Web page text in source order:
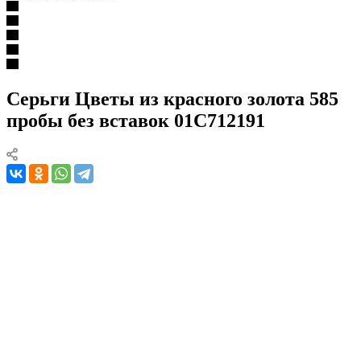
Серьги Цветы из красного золота 585
пробы без вставок 01С712191